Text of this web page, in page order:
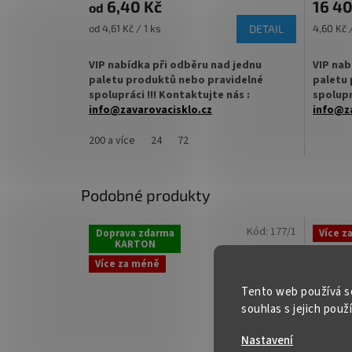
Tento web používá
souhlas s jejich
Nastavení
od 6,40 Kč
Měrná
od 4,61 Kč / 1 ks DETAIL
VIP nabídka při odběru nad jednu
paletu produktů nebo pravidelné
spolupráci !!! Kontaktujte nás :
info@zavarovacisklo.cz
Zavařovací sklenice 269 ml Twist Off TO 58
✅Elegantní zaoblená dárková zavařovací
✅ Twist Off šroubový uzávěr uzavřete
rukou
200 a více 24 72
16
Měrná
4,60 Kč
VIP
paletu
✅
✅
Podobné produkty
Doprava zdarma
KARTON
Více za méně
Kód: 177/1 Více